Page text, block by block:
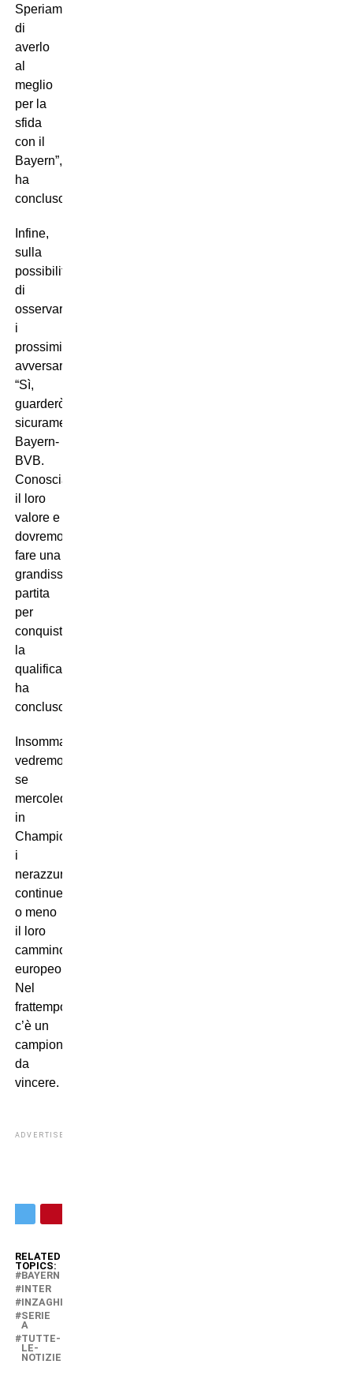
Speriamo
di
averlo
al
meglio
per la
sfida
con il
Bayern”,
ha
concluso.
Infine,
sulla
possibilità
di
osservare
i
prossimi
avversari:
“Sì,
guarderò
sicuramente
Bayern-
BVB.
Conosciamo
il loro
valore e
dovremo
fare una
grandissima
partita
per
conquistare
la
qualificazione”,
ha
concluso.
Insomma,
vedremo
se
mercoledì
in
Champions
i
nerazzurri
continueranno
o meno
il loro
cammino
europeo.
Nel
frattempo,
c’è un
campionato
da
vincere.
ADVERTISEMENT
RELATED
TOPICS:
BAYERN
INTER
INZAGHI
SERIE
A
TUTTE-
LE-
NOTIZIE